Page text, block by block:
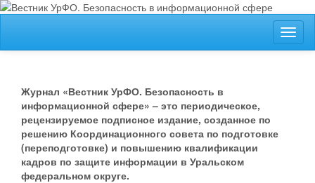
##plugins.themes.bootstrap3.accessible_menu.main_content##
Журнал «Вестник УрФО. Безопасность в
информационной сфере» – это периодическое,
рецензируемое подписное издание, созданное по
решению Координационного совета по подготовке
(переподготовке) и повышению квалификации
кадров по защите информации в Уральском
федеральном округе.